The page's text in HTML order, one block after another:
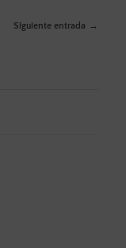
Siguiente entrada